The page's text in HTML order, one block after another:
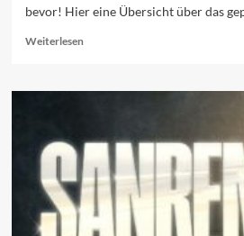
bevor! Hier eine Übersicht über das
WeiterlesenRead
Vorschau
zweiten
Abend
2025